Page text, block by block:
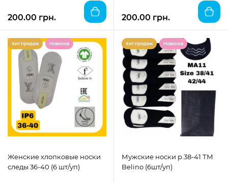
200.00 грн. 200.00 грн.
Хит продаж Новинка
Женские хлопковые носки
следы 36-40 (6 шт/уп)
Хит продаж Новинка
Мужские носки р.38-41 ТМ
Belino (6шт/уп)